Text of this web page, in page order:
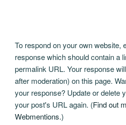
To respond on your own website,
response which should contain a
permalink URL. Your response
after moderation) on this page.
your response? Update or delete
your post's URL again. (Find out
Webmentions.)